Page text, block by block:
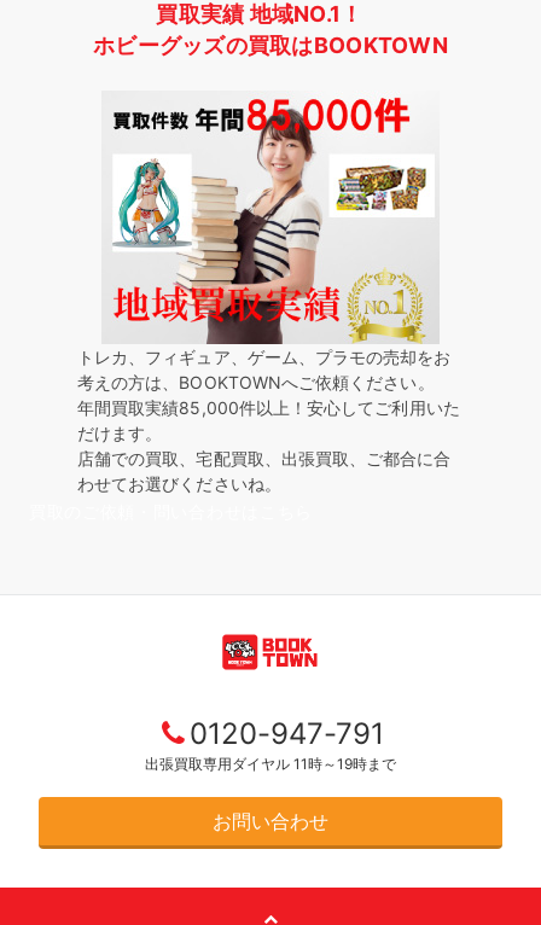
買取実績 地域NO.1！
ホビーグッズの買取はBOOKTOWN
トレカ、フィギュア、ゲーム、プラモの売却をお
考えの方は、BOOKTOWNへご依頼ください。
年間買取実績85,000件以上！安心してご利用いた
だけます。
店舗での買取、宅配買取、出張買取、ご都合に合
わせてお選びくださいね。
0120-947-791
出張買取専用ダイヤル 11時～19時まで
お問い合わせ